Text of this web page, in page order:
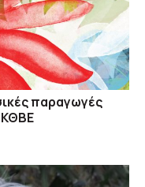
παραγωγές